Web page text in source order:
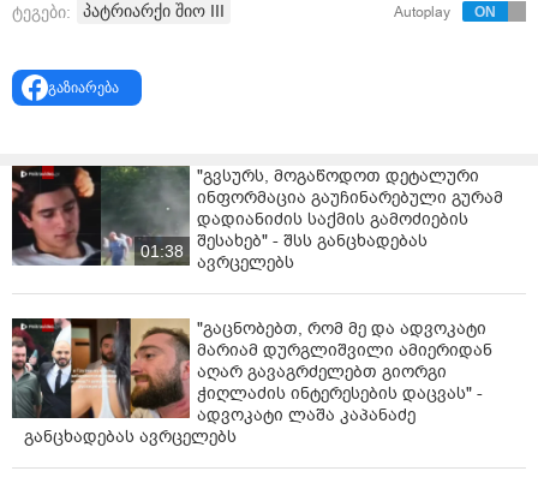
ტეგები: პატრიარქი შიო III Autoplay
გაზიარება
01:38
"გვსურს, მოგაწოდოთ დეტალური
ინფორმაცია გაუჩინარებული გურამ
დადიანიძის საქმის გამოძიების
შესახებ" - შსს განცხადებას
ავრცელებს
"გაცნობებთ, რომ მე და ადვოკატი
მარიამ დურგლიშვილი ამიერიდან
აღარ გავაგრძელებთ გიორგი
ჭიღლაძის ინტერესების დაცვას" -
ადვოკატი ლაშა კაპანაძე
განცხადებას ავრცელებს